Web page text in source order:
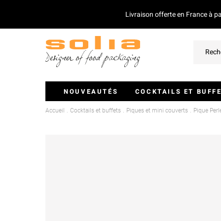
Livraison offerte en France à
NOUVEAUTÉS COCKTAILS ET
Verrines Et Monoportions
Accueil Cocktails et buffets Piques et mini couverts Pique